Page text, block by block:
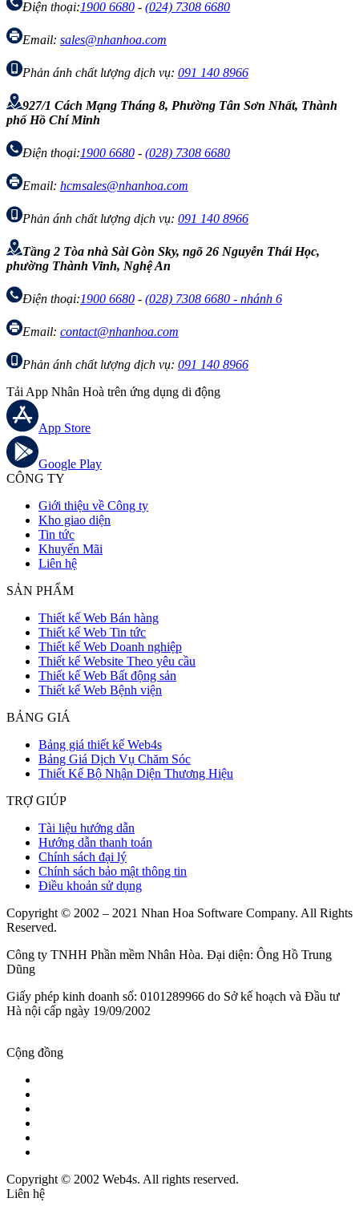
Điện thoại:1900 6680 - (024) 7308 6680
Email: sales@nhanhoa.com
Phản ánh chất lượng dịch vụ: 091 140 8966
927/1 Cách Mạng Tháng 8, Phường Tân Sơn Nhất, Thành
phố Hồ Chí Minh
Điện thoại:1900 6680 - (028) 7308 6680
Email: hcmsales@nhanhoa.com
Phản ánh chất lượng dịch vụ: 091 140 8966
Tầng 2 Tòa nhà Sài Gòn Sky, ngõ 26 Nguyễn Thái Học,
phường Thành Vinh, Nghệ An
Điện thoại:1900 6680 - (028) 7308 6680 - nhánh 6
Email: contact@nhanhoa.com
Phản ánh chất lượng dịch vụ: 091 140 8966
Tải App Nhân Hoà trên ứng dụng di động
App Store
Google Play
CÔNG TY
Giới thiệu về Công ty
Kho giao diện
Tin tức
Khuyến Mãi
Liên hệ
SẢN PHẨM
Thiết kế Web Bán hàng
Thiết kế Web Tin tức
Thiết kế Web Doanh nghiệp
Thiết kế Website Theo yêu cầu
Thiết kế Web Bất động sản
Thiết kế Web Bệnh viện
BẢNG GIÁ
Bảng giá thiết kế Web4s
Bảng Giá Dịch Vụ Chăm Sóc
Thiết Kế Bộ Nhận Diện Thương Hiệu
TRỢ GIÚP
Tài liệu hướng dẫn
Hướng dẫn thanh toán
Chính sách đại lý
Chính sách bảo mật thông tin
Điều khoản sử dụng
Copyright © 2002 – 2021 Nhan Hoa Software Company. All Rights
Reserved.
Công ty TNHH Phần mềm Nhân Hòa. Đại diện: Ông Hồ Trung
Dũng
Giấy phép kinh doanh số: 0101289966 do Sở kế hoạch và Đầu tư
Hà nội cấp ngày 19/09/2002
Cộng đồng
Copyright © 2002 Web4s. All rights reserved.
Liên hệ